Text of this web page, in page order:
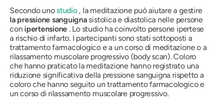
Secondo unostudio, la meditazione può aiutare a gestire
la pressione sanguignasistolica e diastolica nelle persone
con ipertensione . Lo studio ha coinvolto persone ipertese
a rischio di infarto. I partecipanti sono stati sottoposti a
trattamento farmacologico e a un corso di meditazione o a
rilassamento muscolare progressivo (body scan). Coloro
che hanno praticato la meditazione hanno registrato una
riduzione significativa della pressione sanguigna rispetto a
coloro che hanno seguito un trattamento farmacologico e
un corso di rilassamento muscolare progressivo.